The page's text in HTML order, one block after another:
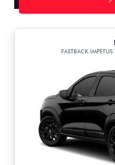
FASTBACK